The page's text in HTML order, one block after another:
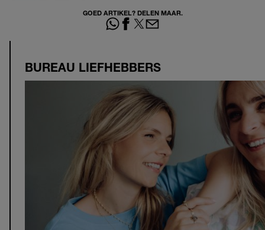
GOED ARTIKEL? DELEN MAAR.
BUREAU LIEFHEBBERS